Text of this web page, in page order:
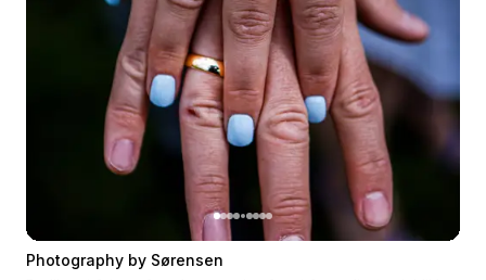
Photography by Sørensen